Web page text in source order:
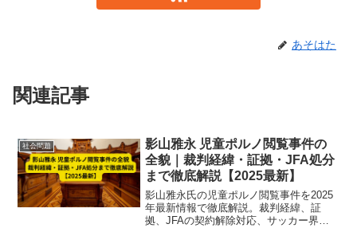
あそはた
関連記事
社会問題
影山雅永 児童ポルノ閲覧事件の
全貌｜裁判経緯・証拠・JFA処分
まで徹底解説【2025最新】
影山雅永氏の児童ポルノ閲覧事件を2025
年最新情報で徹底解説。裁判経緯、証
拠、JFAの契約解除対応、サッカー界へ